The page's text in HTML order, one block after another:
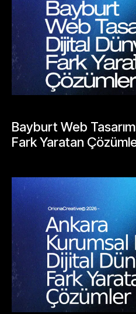
Bayburt Web
Fark Yaratan